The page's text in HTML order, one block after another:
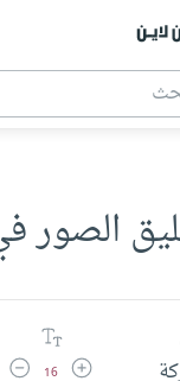
لاين
الصور
زيادة حجم الخط
16